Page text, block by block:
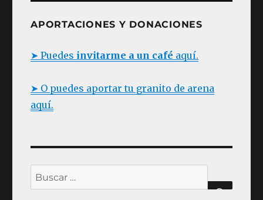
APORTACIONES Y DONACIONES
➤ Puedes invitarme a un café aquí.
➤ O puedes aportar tu granito de arena
aquí.
Buscar
por: